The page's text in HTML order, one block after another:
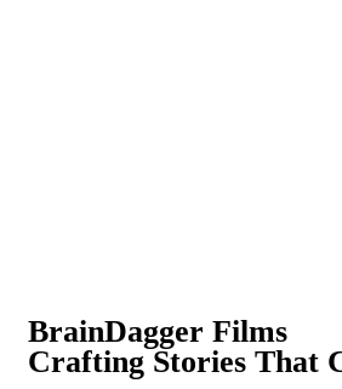
BrainDagger Films
Crafting Stories That